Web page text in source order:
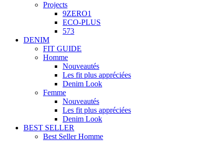
Projects
9ZERO1
ECO-PLUS
573
DENIM
FIT GUIDE
Homme
Nouveautés
Les fit plus appréciées
Denim Look
Femme
Nouveautés
Les fit plus appréciées
Denim Look
BEST SELLER
Best Seller Homme